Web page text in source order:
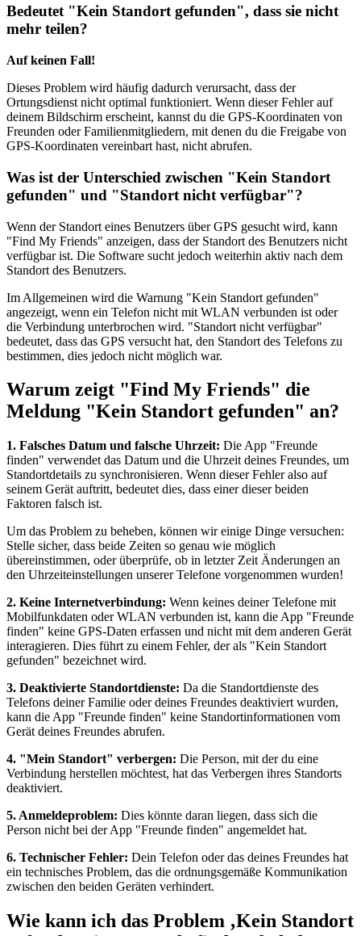
Bedeutet "Kein Standort gefunden", dass sie nicht
mehr teilen?
Auf keinen Fall!
Dieses Problem wird häufig dadurch verursacht, dass der
Ortungsdienst nicht optimal funktioniert. Wenn dieser Fehler auf
deinem Bildschirm erscheint, kannst du die GPS-Koordinaten von
Freunden oder Familienmitgliedern, mit denen du die Freigabe von
GPS-Koordinaten vereinbart hast, nicht abrufen.
Was ist der Unterschied zwischen "Kein Standort
gefunden" und "Standort nicht verfügbar"?
Wenn der Standort eines Benutzers über GPS gesucht wird, kann
"Find My Friends" anzeigen, dass der Standort des Benutzers nicht
verfügbar ist. Die Software sucht jedoch weiterhin aktiv nach dem
Standort des Benutzers.
Im Allgemeinen wird die Warnung "Kein Standort gefunden"
angezeigt, wenn ein Telefon nicht mit WLAN verbunden ist oder
die Verbindung unterbrochen wird. "Standort nicht verfügbar"
bedeutet, dass das GPS versucht hat, den Standort des Telefons zu
bestimmen, dies jedoch nicht möglich war.
Warum zeigt "Find My Friends" die
Meldung "Kein Standort gefunden" an?
1. Falsches Datum und falsche Uhrzeit: Die App "Freunde
finden" verwendet das Datum und die Uhrzeit deines Freundes, um
Standortdetails zu synchronisieren. Wenn dieser Fehler also auf
seinem Gerät auftritt, bedeutet dies, dass einer dieser beiden
Faktoren falsch ist.
Um das Problem zu beheben, können wir einige Dinge versuchen:
Stelle sicher, dass beide Zeiten so genau wie möglich
übereinstimmen, oder überprüfe, ob in letzter Zeit Änderungen an
den Uhrzeiteinstellungen unserer Telefone vorgenommen wurden!
2. Keine Internetverbindung: Wenn keines deiner Telefone mit
Mobilfunkdaten oder WLAN verbunden ist, kann die App "Freunde
finden" keine GPS-Daten erfassen und nicht mit dem anderen Gerät
interagieren. Dies führt zu einem Fehler, der als "Kein Standort
gefunden" bezeichnet wird.
3. Deaktivierte Standortdienste: Da die Standortdienste des
Telefons deiner Familie oder deines Freundes deaktiviert wurden,
kann die App "Freunde finden" keine Standortinformationen vom
Gerät deines Freundes abrufen.
4. "Mein Standort" verbergen: Die Person, mit der du eine
Verbindung herstellen möchtest, hat das Verbergen ihres Standorts
deaktiviert.
5. Anmeldeproblem: Dies könnte daran liegen, dass sich die
Person nicht bei der App "Freunde finden" angemeldet hat.
6. Technischer Fehler: Dein Telefon oder das deines Freundes hat
ein technisches Problem, das die ordnungsgemäße Kommunikation
zwischen den beiden Geräten verhindert.
Wie kann ich das Problem ‚Kein Standort